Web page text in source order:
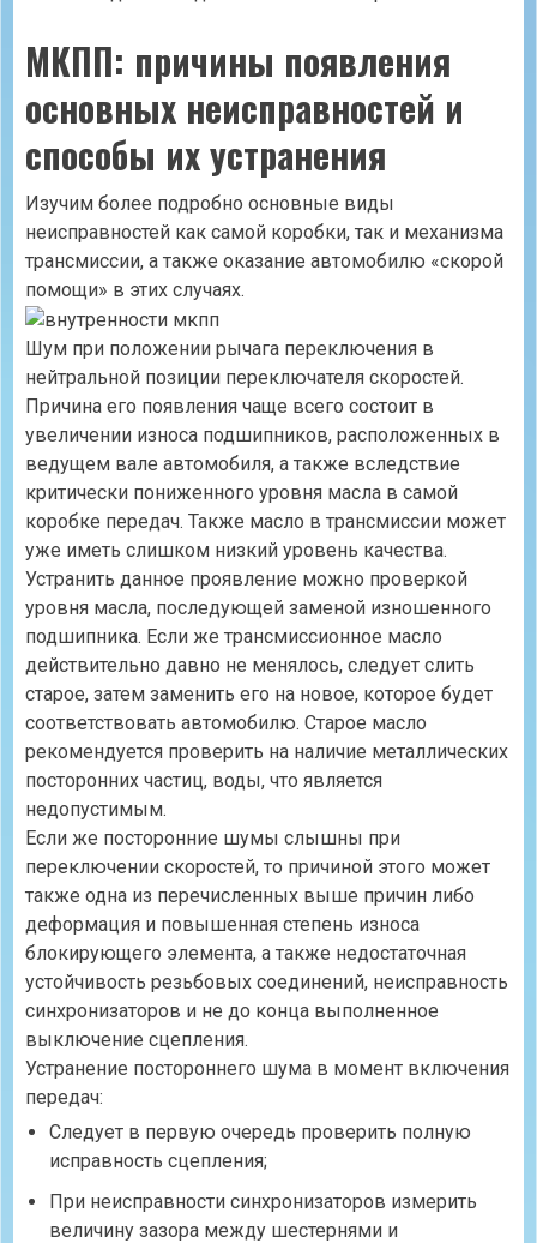
МКПП: причины появления
основных неисправностей и
способы их устранения
Изучим более подробно основные виды
неисправностей как самой коробки, так и механизма
трансмиссии, а также оказание автомобилю «скорой
помощи» в этих случаях.
Шум при положении рычага переключения в
нейтральной позиции переключателя скоростей.
Причина его появления чаще всего состоит в
увеличении износа подшипников, расположенных в
ведущем вале автомобиля, а также вследствие
критически пониженного уровня масла в самой
коробке передач. Также масло в трансмиссии может
уже иметь слишком низкий уровень качества.
Устранить данное проявление можно проверкой
уровня масла, последующей заменой изношенного
подшипника. Если же трансмиссионное масло
действительно давно не менялось, следует слить
старое, затем заменить его на новое, которое будет
соответствовать автомобилю. Старое масло
рекомендуется проверить на наличие металлических
посторонних частиц, воды, что является
недопустимым.
Если же посторонние шумы слышны при
переключении скоростей, то причиной этого может
также одна из перечисленных выше причин либо
деформация и повышенная степень износа
блокирующего элемента, а также недостаточная
устойчивость резьбовых соединений, неисправность
синхронизаторов и не до конца выполненное
выключение сцепления.
Устранение постороннего шума в момент включения
передач:
Следует в первую очередь проверить полную
исправность сцепления;
При неисправности синхронизаторов измерить
величину зазора между шестернями и